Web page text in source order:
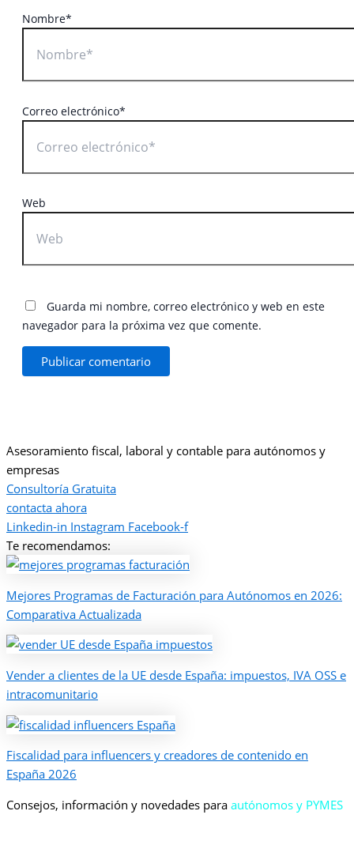
Nombre*
Correo electrónico*
Web
Guarda mi nombre, correo electrónico y web en este
navegador para la próxima vez que comente.
Asesoramiento fiscal, laboral y contable para autónomos y
empresas
Consultoría Gratuita
contacta ahora
Linkedin-in Instagram Facebook-f
Te recomendamos:
Mejores Programas de Facturación para Autónomos en 2026:
Comparativa Actualizada
Vender a clientes de la UE desde España: impuestos, IVA OSS e
intracomunitario
Fiscalidad para influencers y creadores de contenido en
España 2026
Consejos, información y novedades para autónomos y PYMES